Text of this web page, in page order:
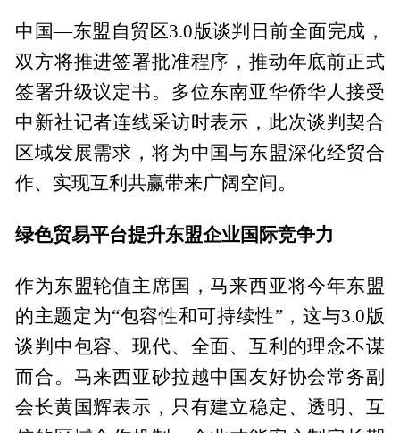
中国—东盟自贸区3.0版谈判日前全面完成，
双方将推进签署批准程序，推动年底前正式
签署升级议定书。多位东南亚华侨华人接受
中新社记者连线采访时表示，此次谈判契合
区域发展需求，将为中国与东盟深化经贸合
作、实现互利共赢带来广阔空间。
绿色贸易平台提升东盟企业国际竞争力
作为东盟轮值主席国，马来西亚将今年东盟
的主题定为“包容性和可持续性”，这与3.0版
谈判中包容、现代、全面、互利的理念不谋
而合。马来西亚砂拉越中国友好协会常务副
会长黄国辉表示，只有建立稳定、透明、互